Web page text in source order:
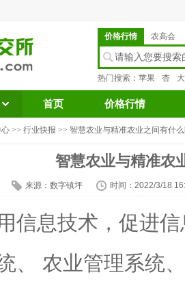
价格行情 农高会
热门搜索： 苹果 杏
首页 价格行情
心 >> 行业快报 >> 智慧农业与精准农业之间有什
智慧农业与精准农
来源：数字镇坪 时间：2022/3/18
息技术，促进信
、 农业管理系统